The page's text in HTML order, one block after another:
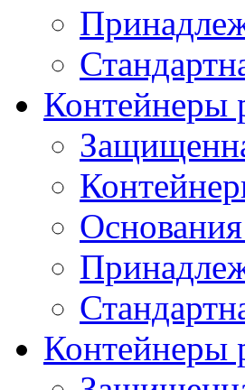
Контейнеры
Контейнеры